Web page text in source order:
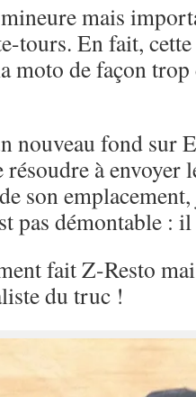
mais
tours. En fait, cette
moto de façon
nouveau fond sur
résoudre à envoyer
son
pas démontable :
fait Z-Resto
du truc !